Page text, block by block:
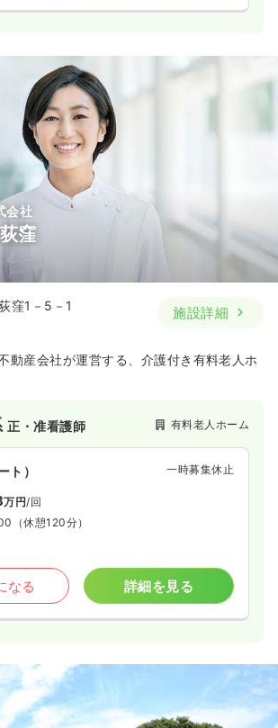
会社
窪
窪1－5－1
施設詳細
動産会社が運営する、介護付き有料老人ホ
正・准看護師 有料老人ホーム
ト） 一時募集休止
万円/回
（休憩120分）
なる 詳細を見る